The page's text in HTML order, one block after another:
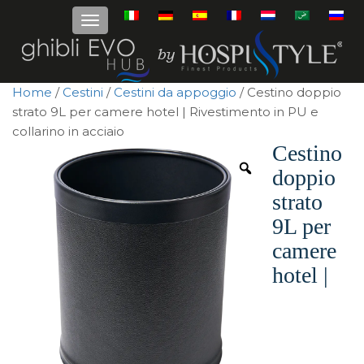
Home / Cestini / Cestini da appoggio / Cestino doppio
strato 9L per camere hotel | Rivestimento in PU e
collarino in acciaio
Cestino
doppio
strato
9L per
camere
hotel |